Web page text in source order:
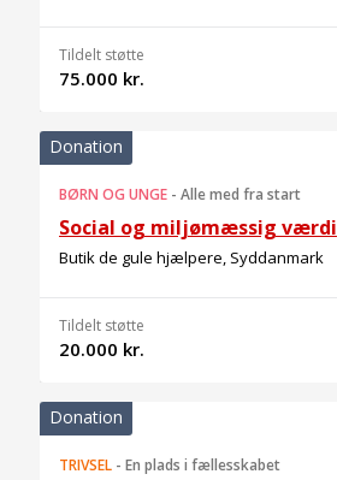
Tildelt støtte
75.000 kr.
Donation
BØRN OG UNGE - Alle med fra start
Social og miljømæssig værdi
Butik de gule hjælpere, Syddanmark
Tildelt støtte
20.000 kr.
Donation
TRIVSEL - En plads i fællesskabet